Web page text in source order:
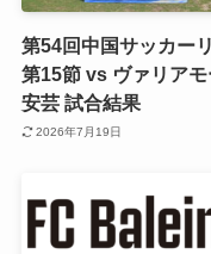
第54回中国サッカー
第15節 vs ヴァリアモ
安芸 試合結果
2026年7月19日